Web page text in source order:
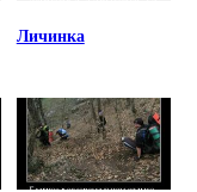
Личинка